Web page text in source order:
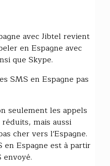
avec Jibtel revient
en Espagne avec
que Skype.
SMS en Espagne pas
seulement les appels
mais aussi
cher vers l'Espagne.
Espagne est à partir
envoyé.